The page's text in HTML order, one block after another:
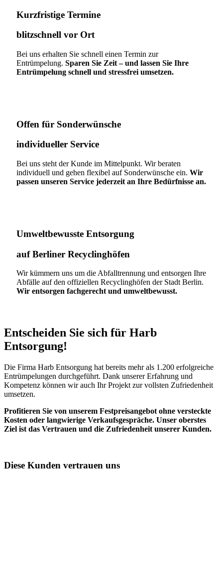
Kurzfristige Termine​
blitzschnell vor Ort
Bei uns erhalten Sie schnell einen Termin zur
Entrümpelung. Sparen Sie Zeit – und lassen Sie Ihre
Entrümpelung schnell und stressfrei umsetzen.
Offen für Sonderwünsche​
individueller Service
Bei uns steht der Kunde im Mittelpunkt. Wir beraten
individuell und gehen flexibel auf Sonderwünsche ein. Wir
passen unseren Service jederzeit an Ihre Bedürfnisse an.
Umweltbewusste Entsorgung
auf Berliner Recyclinghöfen​
Wir kümmern uns um die Abfalltrennung und entsorgen Ihre
Abfälle auf den offiziellen Recyclinghöfen der Stadt Berlin.
Wir entsorgen fachgerecht und umweltbewusst.
Entscheiden Sie sich für Harb
Entsorgung!​
Die Firma Harb Entsorgung hat bereits mehr als 1.200 erfolgreiche
Entrümpelungen durchgeführt. Dank unserer Erfahrung und
Kompetenz können wir auch Ihr Projekt zur vollsten Zufriedenheit
umsetzen.
Profitieren Sie von unserem Festpreisangebot ohne versteckte
Kosten oder langwierige Verkaufsgespräche. Unser oberstes
Ziel ist das Vertrauen und die Zufriedenheit unserer Kunden.
Diese Kunden vertrauen uns